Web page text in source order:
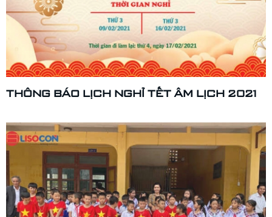
THÔNG BÁO LỊCH NGHỈ TẾT ÂM LỊCH 2021